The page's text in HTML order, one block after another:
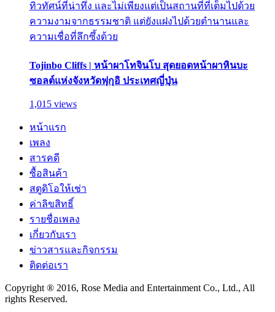
ทิวทัศน์ที่น่าทึ่ง และไม่เพียงแต่เป็นสถานที่ที่เต็มไปด้วย
ความงามจากธรรมชาติ แต่ยังแฝงไปด้วยตำนานและ
ความเชื่อที่ลึกซึ้งด้วย
Tojinbo Cliffs | หน้าผาโทจินโบ สุดยอดหน้าผาหินบะ
ซอลต์แห่งจังหวัดฟุกุอิ ประเทศญี่ปุ่น
1,015 views
หน้าแรก
เพลง
สารคดี
ซื้อสินค้า
สตูดิโอให้เช่า
ค่าลิขสิทธิ์
รายชื่อเพลง
เกี่ยวกับเรา
ข่าวสารและกิจกรรม
ติดต่อเรา
Copyright ® 2016, Rose Media and Entertainment Co., Ltd., All
rights Reserved.